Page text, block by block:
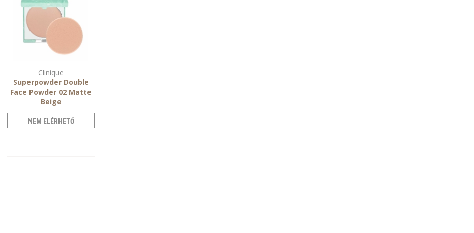
Clinique
Superpowder Double
Face Powder 02 Matte
Beige
arcpúder hölgyeknek
NEM ELÉRHETŐ